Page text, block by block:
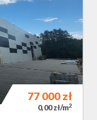
77 000zł
0,00 zł/m2